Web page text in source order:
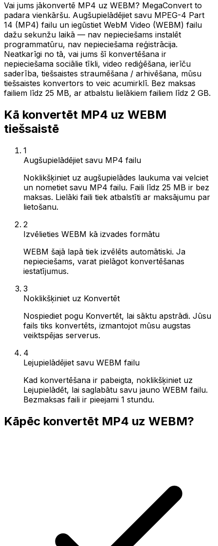
Vai jums jākonvertē MP4 uz WEBM? MegaConvert to
padara vienkāršu. Augšupielādējiet savu MPEG-4 Part
14 (MP4) failu un iegūstiet WebM Video (WEBM) failu
dažu sekunžu laikā — nav nepieciešams instalēt
programmatūru, nav nepieciešama reģistrācija.
Neatkarīgi no tā, vai jums šī konvertēšana ir
nepieciešama sociālie tīkli, video rediģēšana, ierīču
saderība, tiešsaistes straumēšana / arhivēšana, mūsu
tiešsaistes konvertors to veic acumirklī. Bez maksas
failiem līdz 25 MB, ar atbalstu lielākiem failiem līdz 2 GB.
Kā konvertēt MP4 uz WEBM
tiešsaistē
1
Augšupielādējiet savu MP4 failu
Noklikšķiniet uz augšupielādes laukuma vai velciet
un nometiet savu MP4 failu. Faili līdz 25 MB ir bez
maksas. Lielāki faili tiek atbalstīti ar maksājumu par
lietošanu.
2
Izvēlieties WEBM kā izvades formātu
WEBM šajā lapā tiek izvēlēts automātiski. Ja
nepieciešams, varat pielāgot konvertēšanas
iestatījumus.
3
Noklikšķiniet uz Konvertēt
Nospiediet pogu Konvertēt, lai sāktu apstrādi. Jūsu
fails tiks konvertēts, izmantojot mūsu augstas
veiktspējas serverus.
4
Lejupielādējiet savu WEBM failu
Kad konvertēšana ir pabeigta, noklikšķiniet uz
Lejupielādēt, lai saglabātu savu jauno WEBM failu.
Bezmaksas faili ir pieejami 1 stundu.
Kāpēc konvertēt MP4 uz WEBM?